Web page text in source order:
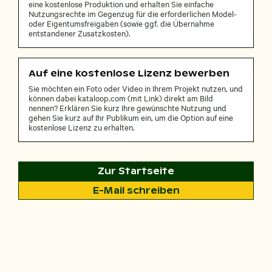
eine kostenlose Produktion und erhalten Sie einfache
Nutzungsrechte im Gegenzug für die erforderlichen Model-
oder Eigentumsfreigaben (sowie ggf. die Übernahme
entstandener Zusatzkosten).
Auf eine kostenlose Lizenz bewerben
Sie möchten ein Foto oder Video in Ihrem Projekt nutzen, und
können dabei kataloop.com (mit Link) direkt am Bild
nennen? Erklären Sie kurz Ihre gewünschte Nutzung und
gehen Sie kurz auf Ihr Publikum ein, um die Option auf eine
kostenlose Lizenz zu erhalten.
Zur Startseite
E-Mail schreiben